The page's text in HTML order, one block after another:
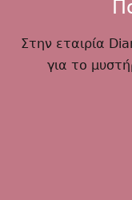
Στην εταιρία
για το